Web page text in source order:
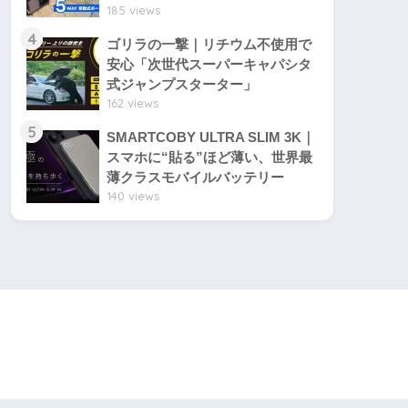
185 views
4
ゴリラの一撃｜リチウム不使用で
安心「次世代スーパーキャパシタ
式ジャンプスターター」
162 views
5
SMARTCOBY ULTRA SLIM 3K｜
スマホに“貼る”ほど薄い、世界最
薄クラスモバイルバッテリー
140 views